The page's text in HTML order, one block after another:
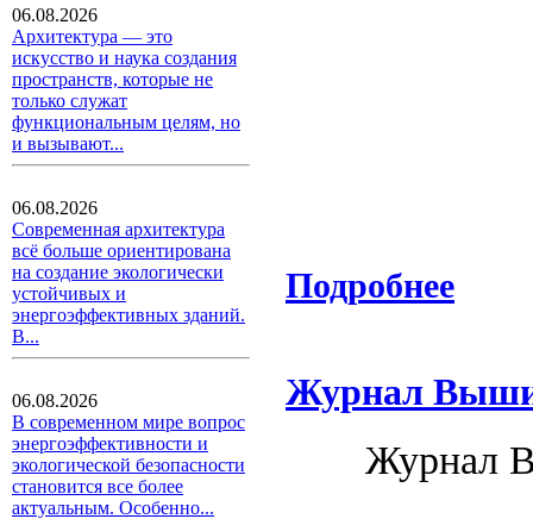
06.08.2026
Архитектура — это
искусство и наука создания
пространств, которые не
только служат
функциональным целям, но
и вызывают...
06.08.2026
Современная архитектура
всё больше ориентирована
на создание экологически
устойчивых и
энергоэффективных зданий.
В...
06.08.2026
В современном мире вопрос
энергоэффективности и
экологической безопасности
становится все более
актуальным. Особенно...
Подробнее
Журнал
Журнал